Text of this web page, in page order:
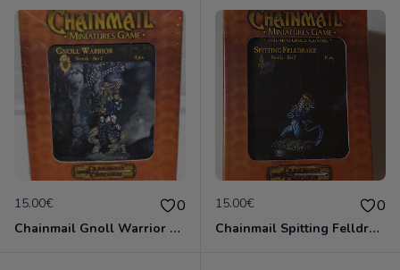
15.00€ 0
Chainmail Gnoll Warrior Dungeons & Dragons
15.00€ 0
Chainmail Spitting Felldrake